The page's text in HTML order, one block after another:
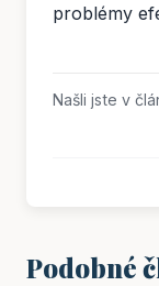
problémy
Našli jste v
Podobné